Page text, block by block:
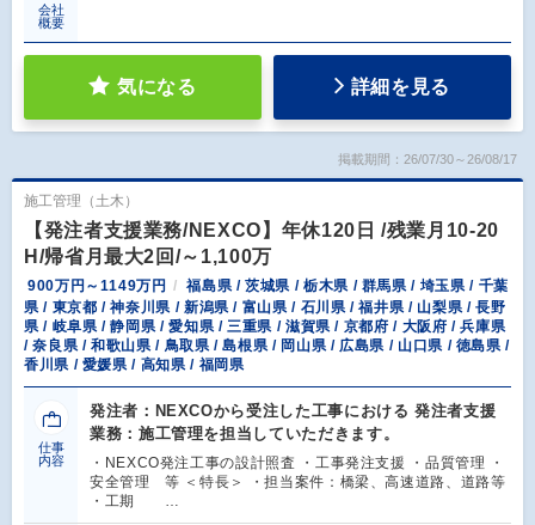
会社
概要
気になる 詳細を見る
掲載期間：26/07/30～26/08/17
施工管理（土木）
【発注者支援業務/NEXCO】年休120日 /残業月10-20
H/帰省月最大2回/～1,100万
900万円～1149万円
福島県 / 茨城県 / 栃木県 / 群馬県 / 埼玉県 / 千葉
県 / 東京都 / 神奈川県 / 新潟県 / 富山県 / 石川県 / 福井県 / 山梨県 / 長野
県 / 岐阜県 / 静岡県 / 愛知県 / 三重県 / 滋賀県 / 京都府 / 大阪府 / 兵庫県
/ 奈良県 / 和歌山県 / 鳥取県 / 島根県 / 岡山県 / 広島県 / 山口県 / 徳島県 /
香川県 / 愛媛県 / 高知県 / 福岡県
仕事
内容
発注者：NEXCOから受注した工事における 発注者支援
業務：施工管理を担当していただきます。
・NEXCO発注工事の設計照査 ・工事発注支援 ・品質管理 ・
安全管理 等 ＜特長＞ ・担当案件：橋梁、高速道路、道路等
・工期 …